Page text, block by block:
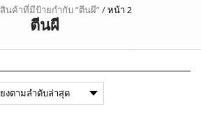
สินค้าที่มีป้ายกำกับ “ตีนผี”/หน้า 2
ตีนผี